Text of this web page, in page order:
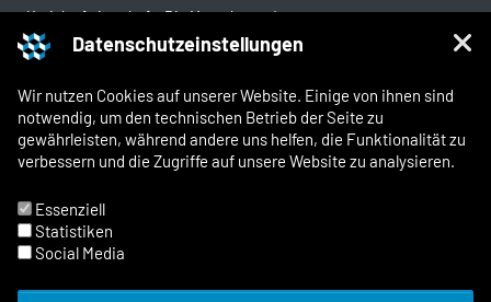
Datenschutzeinstellungen
Wir nutzen Cookies auf unserer Website. Einige von ihnen sind
notwendig, um den technischen Betrieb der Seite zu
gewährleisten, während andere uns helfen, die Funktionalität zu
verbessern und die Zugriffe auf unsere Website zu analysieren.
Essenziell
Statistiken
Social Media
Kreislaufwirtschaft: Die Mantelverordnung
Mittelstandsgerechte Vergabe
Rechtliches
Kontakt
Impressum
Datenschutz
Whistleblowing und Meldewege